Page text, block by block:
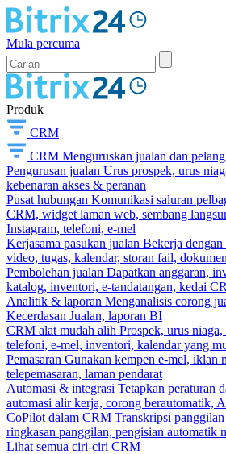
Mula percuma
Produk
CRM
CRM Menguruskan jualan dan
Pengurusan jualan Urus prospek, urus
kebenaran akses & peranan
Pusat hubungan Komunikasi saluran
CRM, widget laman web, sembang
Instagram, telefoni, e-mel
Kerjasama pasukan jualan Bekerja dengan
video, tugas, kalendar, storan fail,
Pembolehan jualan Dapatkan anggaran,
katalog, inventori, e-tandatangan, kedai
Analitik & laporan Menganalisis corong
Kecerdasan Jualan, laporan BI
CRM alat mudah alih Prospek, urus
telefoni, e-mel, inventori, kalendar yang
Pemasaran Gunakan kempen e-mel, iklan
telepemasaran, laman pendarat
Automasi & integrasi Tetapkan peraturan
automasi alir kerja, corong berautomatik,
CoPilot dalam CRM Transkripsi
ringkasan panggilan, pengisian automatik
Lihat semua ciri-ciri CRM